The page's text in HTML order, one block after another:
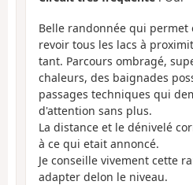
Belle randonnée qui permet
revoir tous les lacs à
tant. Parcours ombragé,
chaleurs, des baignades
passages techniques qui
d'attention sans plus.
La distance et le dénivelé
à ce qui etait annoncé.
Je conseille vivement cette
adapter delon le niveau.